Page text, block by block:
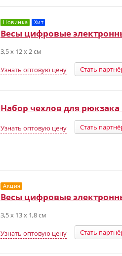
Новинка Хит
Весы цифровые
3,5 х 12 х 2 см
Узнать оптовую цену Стать
Набор чехлов для рюкзака
Узнать оптовую цену Стать
Акция
Весы цифровые
3,5 х 13 х 1,8 см
Узнать оптовую цену Стать